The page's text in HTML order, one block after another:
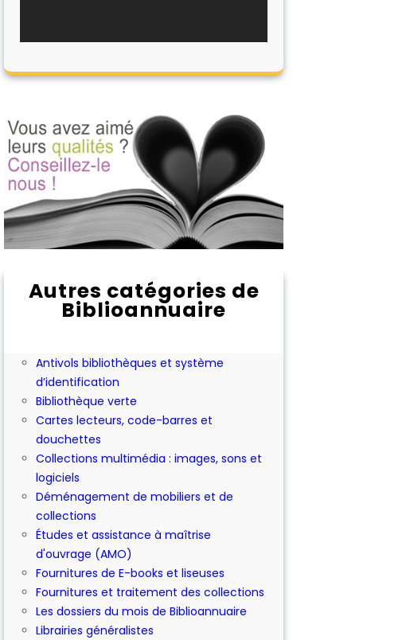
Autres catégories de
Biblioannuaire
Abonnement aux périodiques
Antivols bibliothèques et système
d’identification
Bibliothèque verte
Cartes lecteurs, code-barres et
douchettes
Collections multimédia : images, sons et
logiciels
Déménagement de mobiliers et de
collections
Études et assistance à maîtrise
d'ouvrage (AMO)
Fournitures de E-books et liseuses
Fournitures et traitement des collections
Les dossiers du mois de Biblioannuaire
Librairies généralistes